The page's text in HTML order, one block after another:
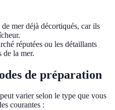
mer déjà décortiqués, car ils
réputées ou les détaillants
de la mer.
de préparation
peut varier selon le type que vous
courantes :